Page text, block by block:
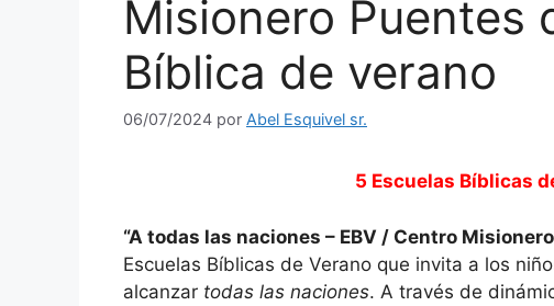
Misionero Puentes
Bíblica de verano
06/07/2024 por Abel Esquivel sr.
5 Escuelas Bíblicas
“A todas las naciones – EBV / Centro
Escuelas Bíblicas de Verano que invita a los
alcanzar todas las naciones. A través de